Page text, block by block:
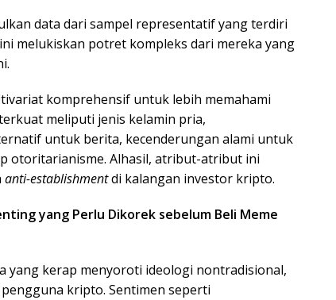
data dari sampel representatif yang terdiri
melukiskan potret kompleks dari mereka yang
komprehensif untuk lebih memahami
meliputi jenis kelamin pria,
untuk berita, kecenderungan alami untuk
otoritarianisme. Alhasil, atribut-atribut ini
anti-establishmentdi kalangan investor kripto.
yang Perlu Dikorek sebelum Beli Meme
yang kerap menyoroti ideologi nontradisional,
kripto. Sentimen seperti